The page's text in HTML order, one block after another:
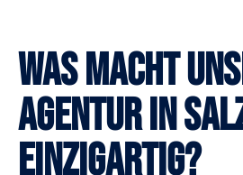
Was macht
Agentur in
einzigartig?